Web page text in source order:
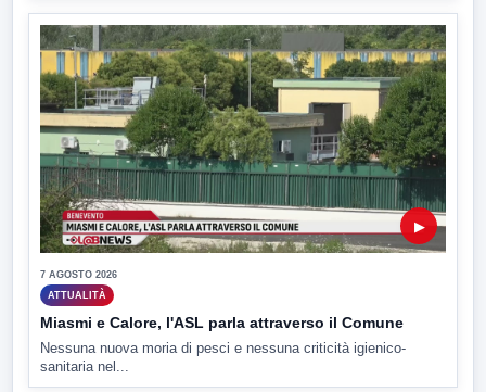
▶
7 AGOSTO 2026
ATTUALITÀ
Miasmi e Calore, l'ASL parla attraverso il Comune
Nessuna nuova moria di pesci e nessuna criticità igienico-
sanitaria nel...